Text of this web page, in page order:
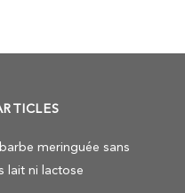
meringuée sans
lait ni lactose